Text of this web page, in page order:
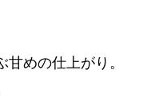
めの仕上がり。